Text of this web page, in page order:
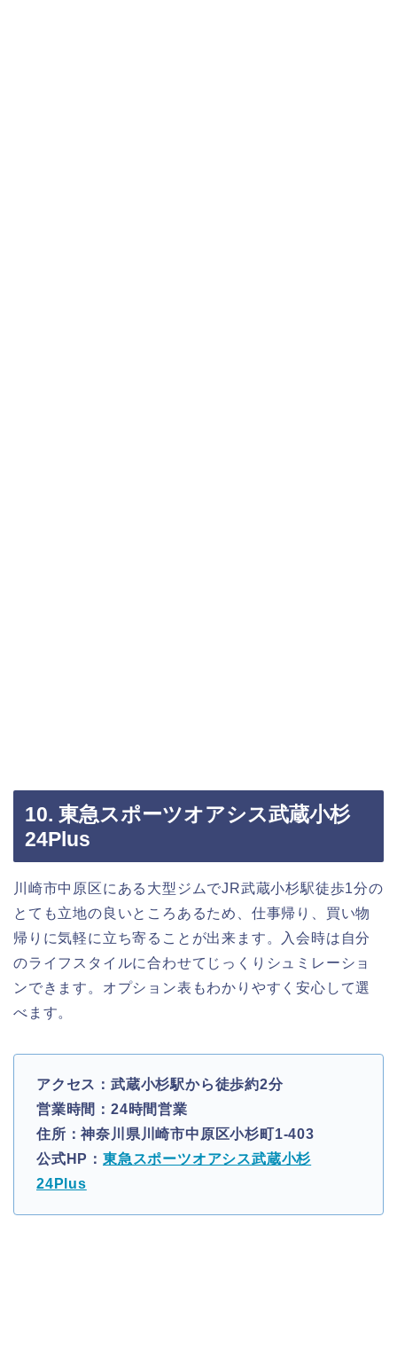
10. 東急スポーツオアシス武蔵小杉
24Plus
川崎市中原区にある大型ジムでJR武蔵小杉駅徒歩1分の
とても立地の良いところあるため、仕事帰り、買い物
帰りに気軽に立ち寄ることが出来ます。入会時は自分
のライフスタイルに合わせてじっくりシュミレーショ
ンできます。オプション表もわかりやすく安心して選
べます。
アクセス：武蔵小杉駅から徒歩約2分
営業時間：24時間営業
住所：神奈川県川崎市中原区小杉町1-403
公式HP： 東急スポーツオアシス武蔵小杉
24Plus